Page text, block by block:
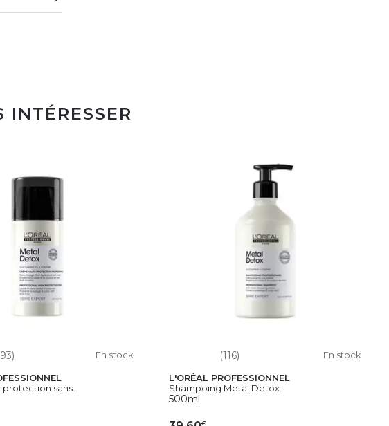
INTÉRESSER
En stock
sans...
(116) En stock
L'ORÉAL PROFESSIONNEL
Shampoing Metal Detox
500ml
€